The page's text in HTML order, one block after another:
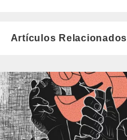
Artículos Relacionados